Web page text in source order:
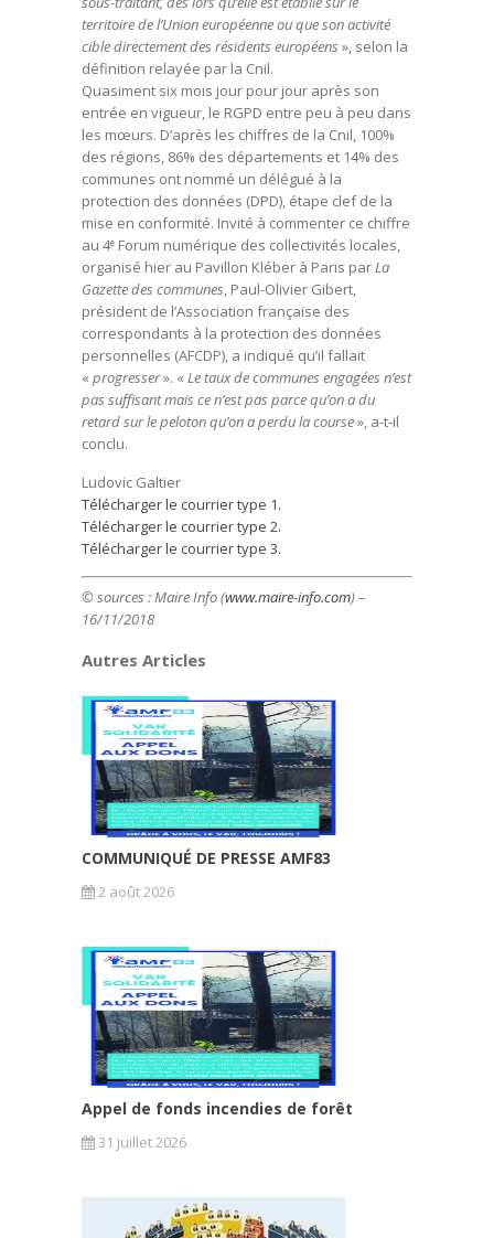
territoire de l’Union européenne ou que son activité
cible directement des résidents européens », selon la
définition relayée par la Cnil.
Quasiment six mois jour pour jour après son
entrée en vigueur, le RGPD entre peu à peu dans
les mœurs. D’après les chiffres de la Cnil, 100%
des régions, 86% des départements et 14% des
communes ont nommé un délégué à la
protection des données (DPD), étape clef de la
mise en conformité. Invité à commenter ce chiffre
au 4e Forum numérique des collectivités locales,
organisé hier au Pavillon Kléber à Paris parLa
Gazette des communes, Paul-Olivier Gibert,
président de l’Association française des
correspondants à la protection des données
personnelles (AFCDP), a indiqué qu’il fallait
« progresser». « Le taux de communes engagées n’est
pas suffisant mais ce n’est pas parce qu’on a du
retard sur le peloton qu’on a perdu la course», a-t-il
conclu.
Ludovic Galtier
Télécharger le courrier type 1.
Télécharger le courrier type 2.
Télécharger le courrier type 3.
© sources : Maire Info (www.maire-info.com) –
16/11/2018
Autres Articles
COMMUNIQUÉ DE PRESSE AMF83
2 août 2026
Appel de fonds incendies de forêt
31 juillet 2026